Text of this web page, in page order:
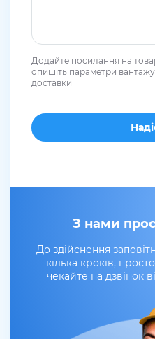
З нами
До здійснення
кілька кроків,
чекайте на дзвінок
Додайте посилання на
опишіть параметри
доставки